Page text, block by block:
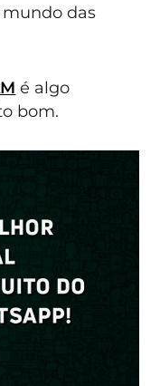
das
é algo
bom.